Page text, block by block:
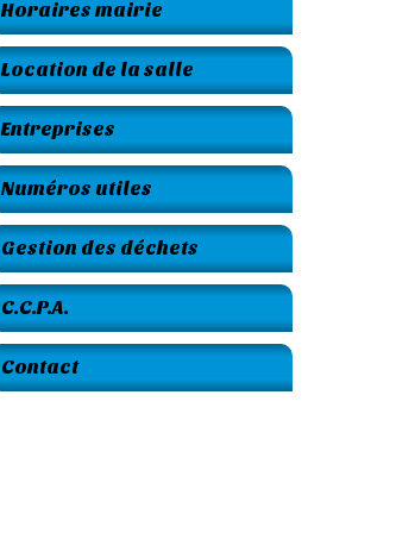
Horaires mairie
Location de la salle
Entreprises
Numéros utiles
Gestion des déchets
C.C.P.A.
Contact